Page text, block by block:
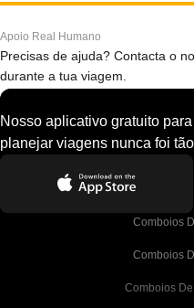
Apoio Real Humano
Precisas de ajuda? Contacta o
durante a tua viagem.
Nosso aplicativo gratuito
planejar viagens nunca foi
Comboios
Comboios
Comboios